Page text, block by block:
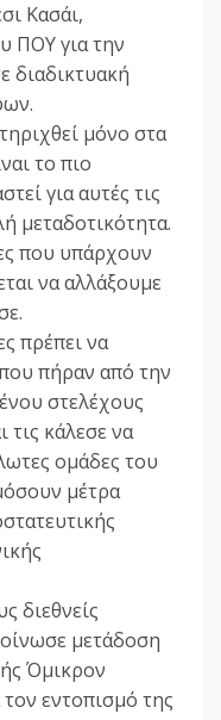
Κασάι,
ΠΟΥ για την
διαδικτυακή
μόνο στα
το πιο
για αυτές τις
μεταδοτικότητα.
που υπάρχουν
να αλλάξουμε
πρέπει να
πήραν από την
στελέχους
τις κάλεσε να
ομάδες του
μέτρα
διεθνείς
μετάδοση
Όμικρον
εντοπισμό της